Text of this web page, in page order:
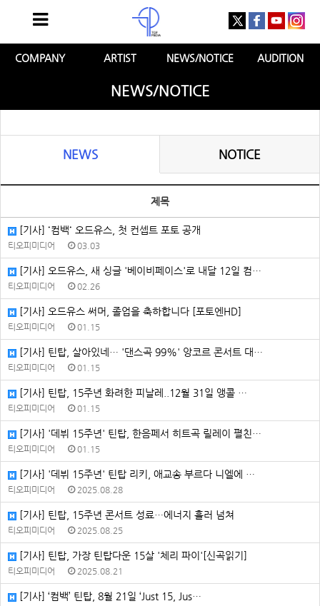
COMPANY ARTIST NEWS/NOTICE AUDITION
NEWS/NOTICE
NEWS NOTICE
제목
[기사] ˙컴백˙ 오드유스, 첫 컨셉트 포토 공개
티오피미디어 03.03
[기사] 오드유스, 새 싱글 '베이비페이스'로 내달 12일 컴…
티오피미디어 02.26
[기사] 오드유스 써머, 졸업을 축하합니다 [포토엔HD]
티오피미디어 01.15
[기사] 틴탑, 살아있네… '댄스곡 99%' 앙코르 콘서트 대…
티오피미디어 01.15
[기사] 틴탑, 15주년 화려한 피날레..12월 31일 앵콜 …
티오피미디어 01.15
[기사] '데뷔 15주년' 틴탑, 한음페서 히트곡 릴레이 펼친…
티오피미디어 01.15
[기사] '데뷔 15주년' 틴탑 리키, 애교송 부르다 니엘에 …
티오피미디어 2025.08.28
[기사] 틴탑, 15주년 콘서트 성료…에너지 흘러 넘쳐
티오피미디어 2025.08.25
[기사] 틴탑, 가장 틴탑다운 15살 '체리 파이'[신곡읽기]
티오피미디어 2025.08.21
[기사] ‘컴백’ 틴탑, 8월 21일 ‘Just 15, Jus…